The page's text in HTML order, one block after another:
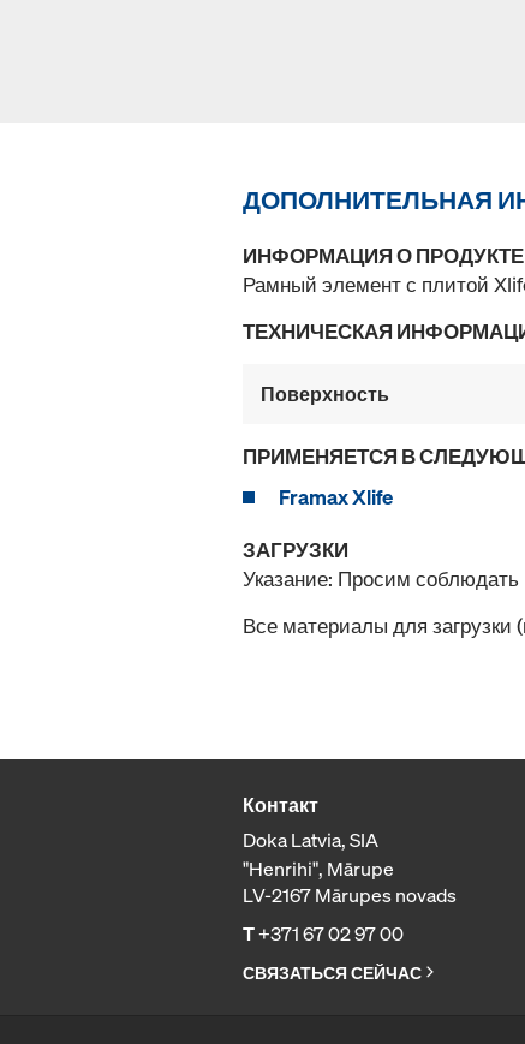
ДОПОЛНИТЕЛЬНАЯ
ИНФОРМАЦИЯ О ПРОДУКТЕ
Рамный элемент с плитой
ТЕХНИЧЕСКАЯ
Поверхность
ПРИМЕНЯЕТСЯ В
Framax Xlife
ЗАГРУЗКИ
Указание: Просим
Все материалы для загрузки
Контакт
Doka Latvia, SIA
"Henrihi", Mārupe
LV-2167 Mārupes novads
T+371 67 02 97 00
СВЯЗАТЬСЯ СЕЙЧАС